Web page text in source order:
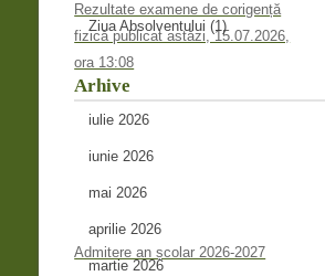
Rezultate examene de corigență
fizică publicat astăzi, 15.07.2026,
ora 13:08
Admitere an școlar 2026-2027
Ziua Absolventului (1)
Arhive
iulie 2026
iunie 2026
mai 2026
aprilie 2026
martie 2026